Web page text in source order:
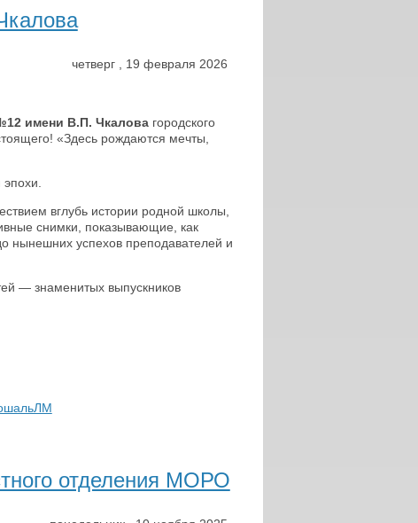
четверг 19 февраля 2026
имени В.П. Чкаловагородского
«Здесь рождаются мечты,
вглубь истории родной школы,
снимки, показывающие, как
нынешних успехов преподавателей и
— знаменитых выпускников
отделения МОРО